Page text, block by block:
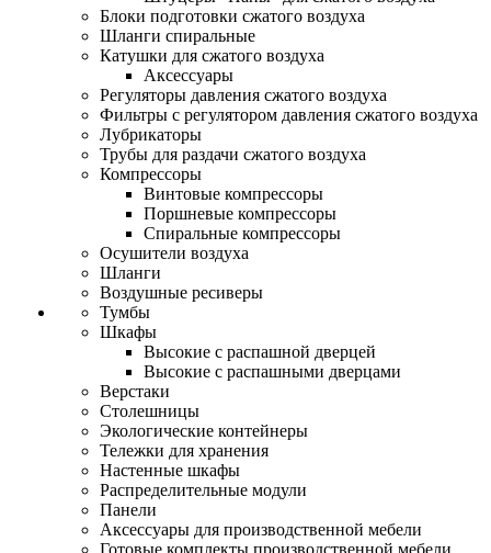
Блоки подготовки сжатого воздуха
Шланги спиральные
Катушки для сжатого воздуха
Аксессуары
Регуляторы давления сжатого воздуха
Фильтры с регулятором давления сжатого воздуха
Лубрикаторы
Трубы для раздачи сжатого воздуха
Компрессоры
Винтовые компрессоры
Поршневые компрессоры
Спиральные компрессоры
Осушители воздуха
Шланги
Воздушные ресиверы
Тумбы
Шкафы
Высокие с распашной дверцей
Высокие с распашными дверцами
Верстаки
Столешницы
Экологические контейнеры
Тележки для хранения
Настенные шкафы
Распределительные модули
Панели
Аксессуары для производственной мебели